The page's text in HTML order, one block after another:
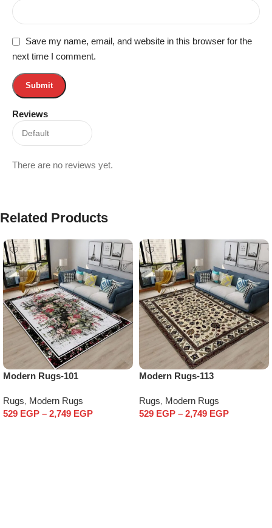
Reviews
There are no reviews yet.
Save my name, email, and website in this browser for the
next time I comment.
Related Products
Modern Rugs-101
Rugs, Modern Rugs
529 EGP – 2,749 EGP
Modern Rugs-113
Rugs, Modern Rugs
529 EGP – 2,749 EGP